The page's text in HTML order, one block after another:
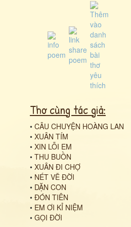
Thơ cùng tác giả:
• CÂU CHUYỆN HOÀNG LAN
• XUÂN TÍM
• XIN LỖI EM
• THU BUỒN
• XUÂN ĐI CHỢ
• NÉT VẼ ĐỜI
• DẶN CON
• ĐÓN TIÊN
• EM ƠI KỈ NIỆM
• GỌI ĐỜI